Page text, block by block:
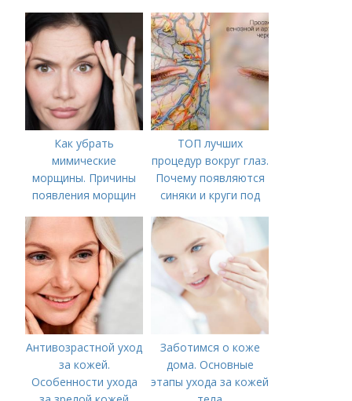
Как убрать
мимические
морщины. Причины
появления морщин
ТОП лучших
процедур вокруг глаз.
Почему появляются
синяки и круги под
Антивозрастной уход
за кожей.
Особенности ухода
Заботимся о коже
дома. Основные
этапы ухода за кожей